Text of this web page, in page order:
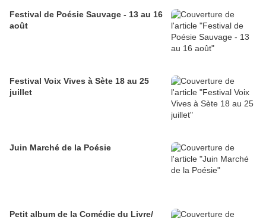
Festival de Poésie Sauvage - 13 au 16
août
Festival Voix Vives à Sète 18 au 25
juillet
Juin Marché de la Poésie
Petit album de la Comédie du Livre/